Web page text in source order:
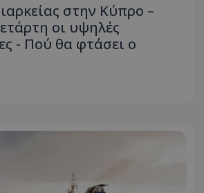
στην Κύπρο –
οι υψηλές
- Πού θα φτάσει ο